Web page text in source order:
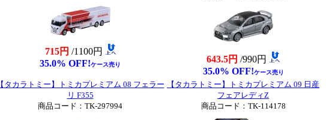
715円 /1100円
35.0% OFF!ケース売り
643.5円 /990円
35.0% OFF!ケース売り
【タカラトミー】トミカプレミアム 08 フェラー
リ F355
商品コード：TK-297994
【タカラトミー】トミカプレミアム 09 日産
フェアレディZ
商品コード：TK-114178